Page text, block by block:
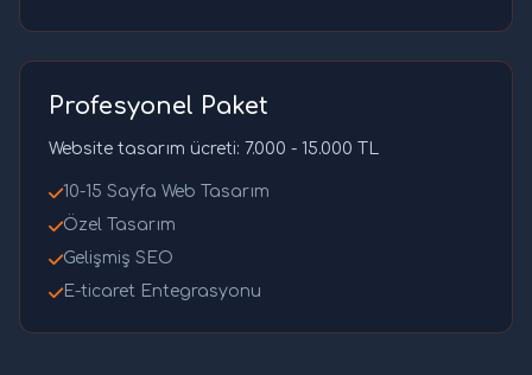
Profesyonel Paket
Website tasarım ücreti: 7.000 - 15.000 TL
10-15 Sayfa Web Tasarım
Özel Tasarım
Gelişmiş SEO
E-ticaret Entegrasyonu